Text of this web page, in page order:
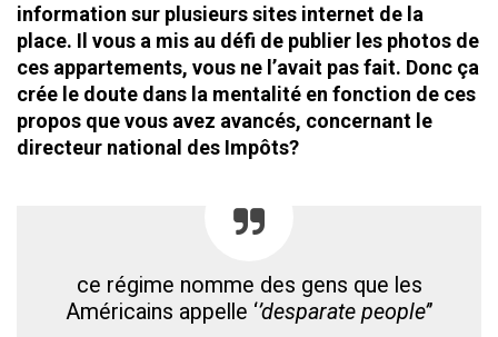
information sur plusieurs sites internet de la
place. Il vous a mis au défi de publier les photos de
ces appartements, vous ne l’avait pas fait. Donc ça
crée le doute dans la mentalité en fonction de ces
propos que vous avez avancés, concernant le
directeur national des Impôts?
ce régime nomme des gens que les
Américains appelle ‘’desparate people’’